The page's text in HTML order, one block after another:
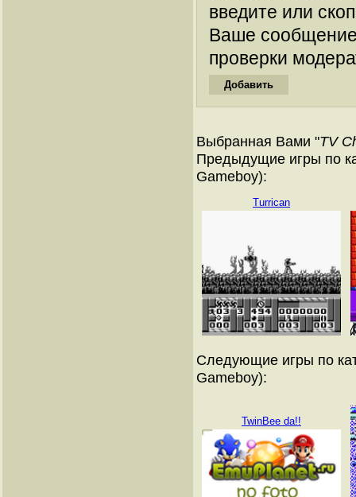
введите или
Ваше
проверки
Выбранная Вами "TV
Предыдущие игры по
Gameboy):
Turrican
Следующие игры по
Gameboy):
TwinBee da!!